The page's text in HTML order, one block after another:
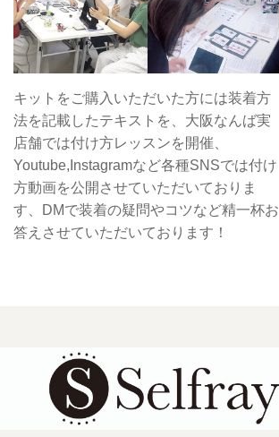
キットをご購入いただいた方には装着方
法を記載したテキストを、大阪なんば実
店舗では付け方レッスンを開催、
Youtube,Instagramなど各種SNSでは付け
方動画を公開させていただいておりま
す、DMで装着の疑問やコツなど精一杯お
答えさせていただいております！